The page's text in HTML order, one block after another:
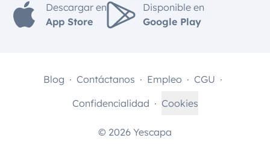
Descargar en
App Store
Disponible en
Google Play
© 2026 Yescapa
Blog Contáctanos Empleo
CGU
Confidencialidad
Cookies